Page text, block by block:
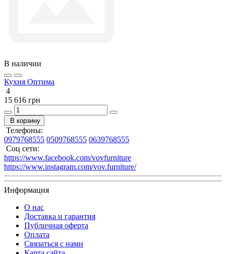
В наличии
Кухня Оптима
4
15 616 грн
В корзину
Телефоны:
0979768555 0509768555 0639768555
Соц сети:
https://www.facebook.com/vovfurniture
https://www.instagram.com/vov.furniture/
Информация
О нас
Доставка и гарантия
Публичная оферта
Оплата
Связаться с нами